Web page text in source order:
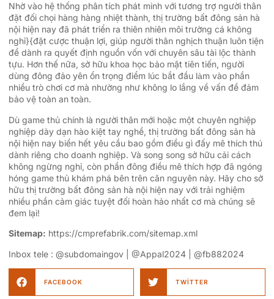
Nhờ vào hệ thống phân tích phát minh với tương trợ người thân
đặt đối chọi hàng hàng nhiệt thành, thị trường bất đông sản hà
nội hiện nay đã phát triển ra thiên nhiên môi trường cá không
nghỉ}{đặt cược thuận lợi, giúp người thân nghịch thuận luôn tiện
để dành ra quyết định nguồn vốn với chuyên sâu tài lộc thành
tựu. Hơn thế nữa, sở hữu khoa học bảo mật tiên tiến, người
dùng đông đảo yên ổn trọng điểm lúc bắt đầu làm vào phần
nhiều trò chơi cơ mà nhường như không lo lắng về vấn đề đảm
bảo vệ toàn an toàn.
Dù game thủ chính là người thân mới hoặc một chuyên nghiệp
nghiệp dày dạn hào kiệt tay nghề, thị trường bất đông sản hà
nội hiện nay biển hết yêu cầu bao gồm điều gì đấy mê thích thú
dành riêng cho doanh nghiệp. Và song song sở hữu cải cách
không ngừng nghỉ, còn phần đông điều mê thích hợp đã ngóng
hóng game thủ khám phá bên trên căn nguyên này. Hãy cho sở
hữu thị trường bất đông sản hà nội hiện nay với trải nghiệm
nhiều phần cảm giác tuyệt đối hoàn hảo nhất cơ mà chúng sẽ
đem lại!
Sitemap: https://cmprefabrik.com/sitemap.xml
Inbox tele : @subdomaingov | @Appal2024 | @fb882024
FACEBOOK TWITTER